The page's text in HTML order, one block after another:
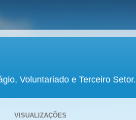
Voluntariado e Terceiro Setor.
VISUALIZAÇÕES